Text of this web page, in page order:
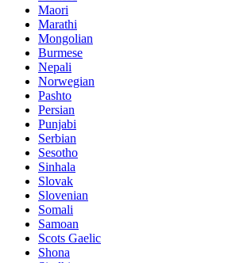
Maori
Marathi
Mongolian
Burmese
Nepali
Norwegian
Pashto
Persian
Punjabi
Serbian
Sesotho
Sinhala
Slovak
Slovenian
Somali
Samoan
Scots Gaelic
Shona